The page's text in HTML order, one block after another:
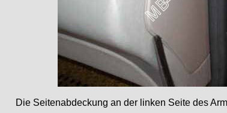
Die Seitenabdeckung an der linken Seite des